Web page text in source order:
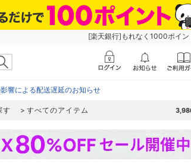
[楽天銀行]もれなく1000ポイン
響による配送遅延のお知らせ
す すべてのアイテム